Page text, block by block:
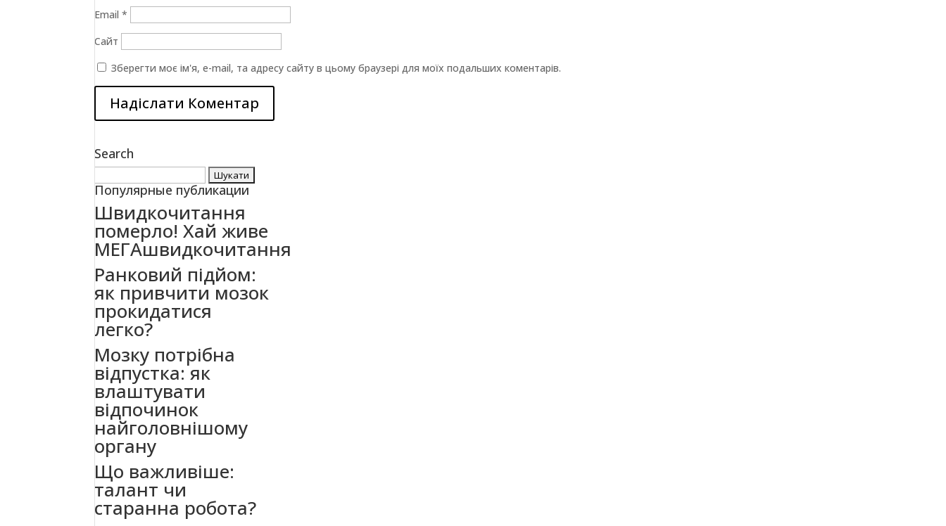
Email*
Сайт
Зберегти моє ім'я, e-mail, та адресу сайту в цьому браузері для моїх подальших коментарів.
Search
Популярные публикации
Швидкочитання
померло! Хай живе
МЕГАшвидкочитання
Ранковий підйом:
як привчити мозок
прокидатися
легко?
Мозку потрібна
відпустка: як
влаштувати
відпочинок
найголовнішому
органу
Що важливіше:
талант чи
старанна робота?